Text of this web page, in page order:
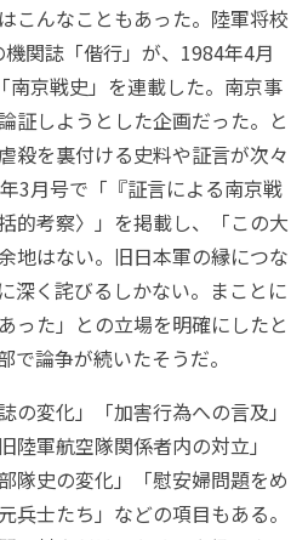
こんなこともあった。陸軍将校
関誌「偕行」が、1984年4月
南京戦史」を連載した。南京事
証しようとした企画だった。と
殺を裏付ける史料や証言が次々
3月号で「『証言による南京戦
的考察〉」を掲載し、「この大
地はない。旧日本軍の縁につな
深く詫びるしかない。まことに
った」との立場を明確にしたと
で論争が続いたそうだ。
変化」「加害行為への言及」
陸軍航空隊関係者内の対立」
隊史の変化」「慰安婦問題をめ
兵士たち」などの項目もある。